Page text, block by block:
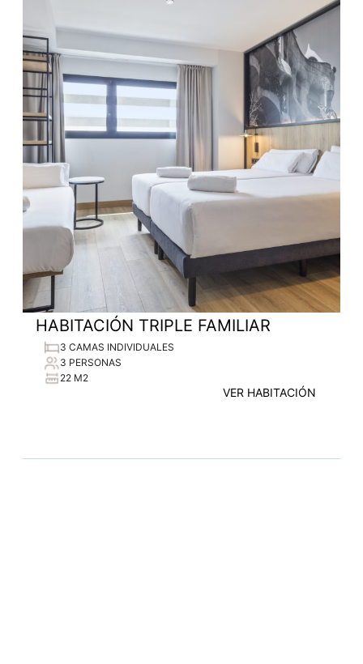
HABITACIÓN TRIPLE FAMILIAR
3 CAMAS INDIVIDUALES
3 PERSONAS
22 M2
VER HABITACIÓN